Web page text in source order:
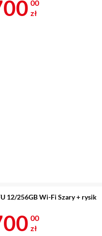
1 700 zł
00
zł
12/256GB Wi-Fi Szary + rysik
1 700 zł
00
zł